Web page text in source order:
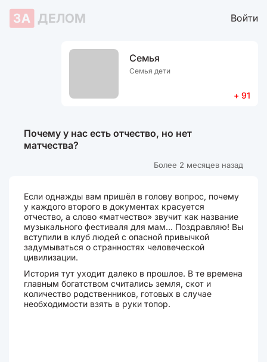
ЗА ДЕЛОМ Войти
Семья
Семья дети
+ 91
Почему у нас есть отчество, но нет
матчества?
Более 2 месяцев назад
Если однажды вам пришёл в голову вопрос, почему
у каждого второго в документах красуется
отчество, а слово «матчество» звучит как название
музыкального фестиваля для мам... Поздравляю! Вы
вступили в клуб людей с опасной привычкой
задумываться о странностях человеческой
цивилизации.
История тут уходит далеко в прошлое. В те времена
главным богатством считались земля, скот и
количество родственников, готовых в случае
необходимости взять в руки топор.